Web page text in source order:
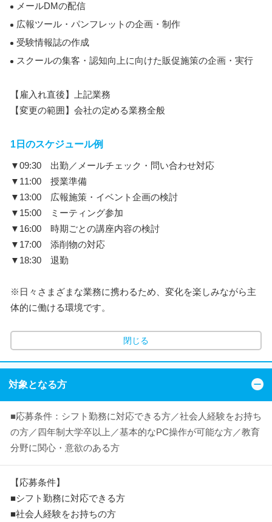
メールDMの配信
広報ツール・パンフレットの企画・制作
受験情報誌の作成
スクールの集客・認知向上に向けた販促施策の企画・実行
【雇入れ直後】上記業務
【変更の範囲】会社の定める業務全般
1日のスケジュール例
▼09:30 出勤／メールチェック・問い合わせ対応
▼11:00 授業準備
▼13:00 広報施策・イベント企画の検討
▼15:00 ミーティング参加
▼16:00 時期ごとの講座内容の検討
▼17:00 添削物の対応
▼18:30 退勤
※日々さまざまな業務に携わるため、変化を楽しみながら主
体的に働ける環境です。
閉じる
対象となる方
■応募条件：シフト勤務に対応できる方／社会人経験をお持ち
の方／四年制大学卒以上／基本的なPC操作が可能な方／教育
分野に関心・意欲のある方
【応募条件】
■シフト勤務に対応できる方
■社会人経験をお持ちの方